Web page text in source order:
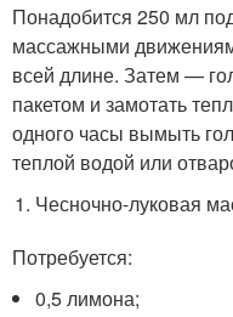
Понадобится 250 мл
массажными
всей длине. Затем —
пакетом и замотать
одного часы вымыть
теплой водой или
Чесночно-луковая
Потребуется:
0,5 лимона;